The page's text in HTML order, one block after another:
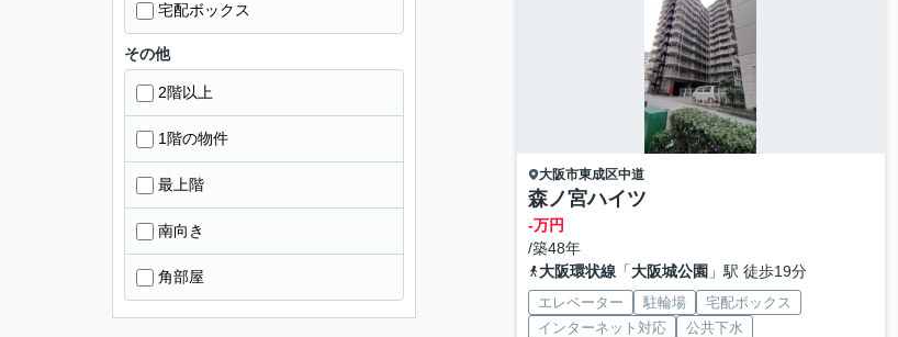
大阪市東成区中道
森ノ宮ハイツ
-万円
/築48年
大阪環状線「大阪城公園 」駅 徒歩19分
エレベーター 駐輪場
宅配ボックス
インターネット対応
公共下水
宅配ボックス
その他
2階以上
1階の物件
最上階
南向き
角部屋